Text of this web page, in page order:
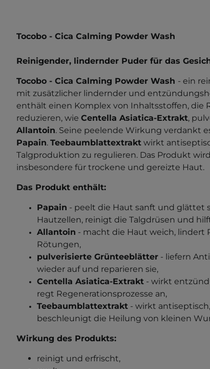
Tocobo - Cica Calming Powder Wash
Reinigender, lindernder Puder für das
Tocobo - Cica Calming Powder Wash - ein
mit zusätzlicher lindernder und
enthält einen Komplex von Inhaltsstoffen, die
reduzieren, wie Centella Asiatica-Extrakt,
Allantoin. Seine peelende Wirkung verdankt
Papain. Teebaumblattextrakt wirkt
Talgproduktion zu regulieren. Das Produkt
insbesondere für trockene und gereizte Haut.
Das Produkt enthält:
Papain - peelt die Haut sanft und glättet
Hautzellen, reinigt die Talgdrüsen und
Allantoin - macht die Haut weich, lindert
Rötungen,
pulverisierte Grünteeblätter - liefern
wieder auf und reparieren sie,
Centella Asiatica-Extrakt - wirkt
regt Regenerationsprozesse an,
Teebaumblattextrakt - wirkt
beschleunigt die Heilung von kleinen
Wirkung des Produkts:
reinigt und erfrischt,